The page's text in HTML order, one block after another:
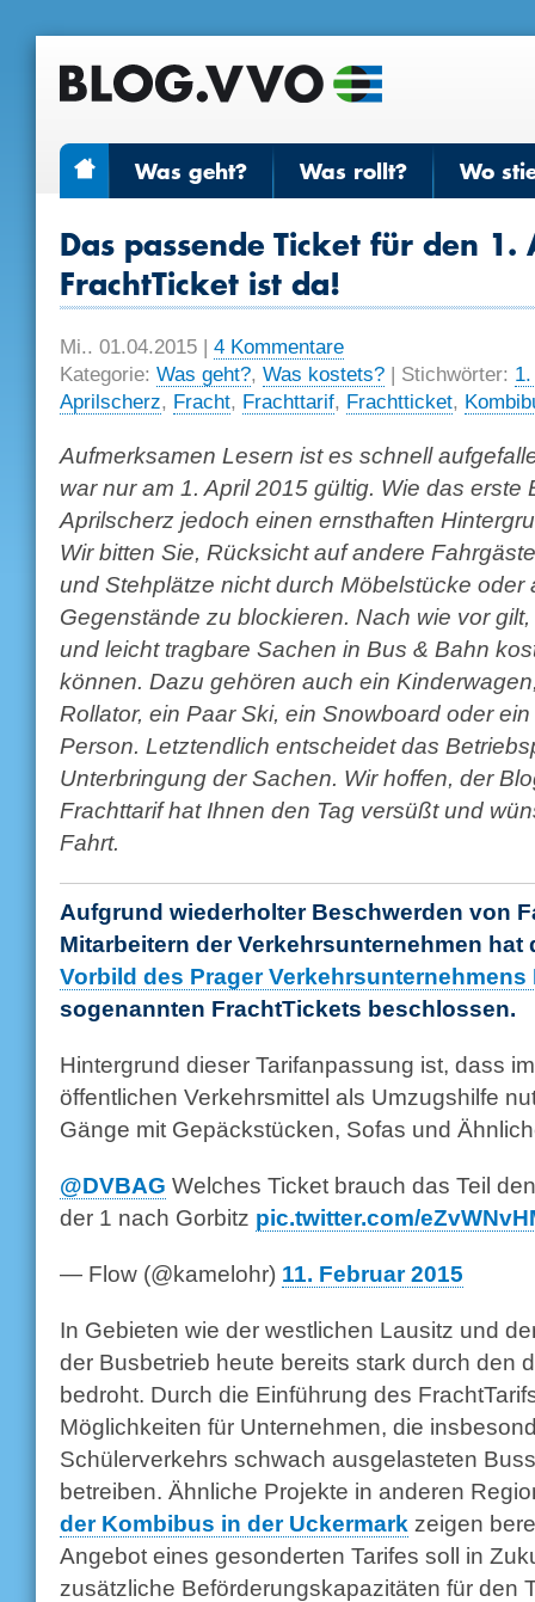
Was geht? Was rollt? Wo
Das passende Ticket für den 1.
FrachtTicket ist da!
Mi.. 01.04.2015 | 4 Kommentare
Kategorie: Was geht?, Was kostets? | Stichwörter:
Aprilscherz, Fracht, Frachttarif, Frachtticket,
Aufmerksamen Lesern ist es schnell
war nur am 1. April 2015 gültig. Wie das erste
Aprilscherz jedoch einen ernsthaften
Wir bitten Sie, Rücksicht auf andere
und Stehplätze nicht durch Möbelstücke oder
Gegenstände zu blockieren. Nach wie vor
und leicht tragbare Sachen in Bus & Bahn
können. Dazu gehören auch ein
Rollator, ein Paar Ski, ein Snowboard oder
Person. Letztendlich entscheidet das
Unterbringung der Sachen. Wir hoffen, der
Frachttarif hat Ihnen den Tag versüßt und
Fahrt.
Aufgrund wiederholter Beschwerden von
Mitarbeitern der Verkehrsunternehmen hat
Vorbild des Prager Verkehrsunternehmens
sogenannten FrachtTickets beschlossen.
Hintergrund dieser Tarifanpassung ist, dass
öffentlichen Verkehrsmittel als Umzugshilfe
Gänge mit Gepäckstücken, Sofas und
@DVBAG Welches Ticket brauch das Teil
der 1 nach Gorbitz pic.twitter.com/
— Flow (@kamelohr) 11. Februar 2015
In Gebieten wie der westlichen Lausitz und
der Busbetrieb heute bereits stark durch den
bedroht. Durch die Einführung des
Möglichkeiten für Unternehmen, die
Schülerverkehrs schwach ausgelasteten
betreiben. Ähnliche Projekte in anderen
der Kombibus in der Uckermark zeigen
Angebot eines gesonderten Tarifes soll in
zusätzliche Beförderungskapazitäten für den